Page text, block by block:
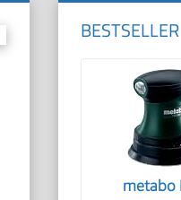
BESTSELLER
metabo